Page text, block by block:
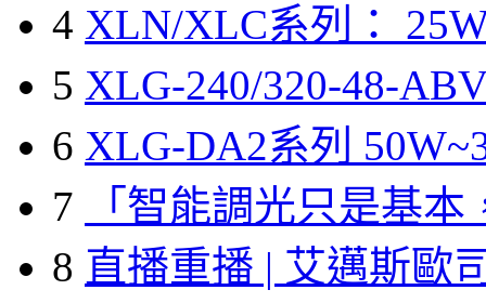
4 XLN/XLC系列：
5 XLG-240/320-48-
6 XLG-DA2系列
7
「智能調光只是基本
8 直播重播 | 艾邁斯歐